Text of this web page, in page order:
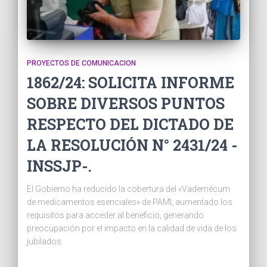
PROYECTOS DE COMUNICACION
1862/24: SOLICITA INFORME
SOBRE DIVERSOS PUNTOS
RESPECTO DEL DICTADO DE
LA RESOLUCIÓN N° 2431/24 -
INSSJP-.
El Gobierno ha reducido la cobertura del «Vademécum
de medicamentos esenciales» de PAMI, aumentado los
requisitos para acceder al beneficio, generando
preocupación por el impacto en la calidad de vida de los
jubilados.